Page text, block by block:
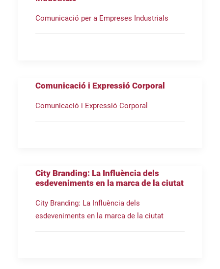
Comunicació per a Empreses Industrials
Comunicació i Expressió Corporal
Comunicació i Expressió Corporal
City Branding: La Influència dels
esdeveniments en la marca de la ciutat
City Branding: La Influència dels
esdeveniments en la marca de la ciutat